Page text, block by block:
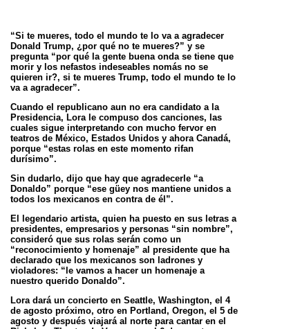
“Si te mueres, todo el mundo te lo va a agradecer
Donald Trump, ¿por qué no te mueres?” y se
pregunta “por qué la gente buena onda se tiene que
morir y los nefastos indeseables nomás no se
quieren ir?, si te mueres Trump, todo el mundo te lo
va a agradecer”.
Cuando el republicano aun no era candidato a la
Presidencia, Lora le compuso dos canciones, las
cuales sigue interpretando con mucho fervor en
teatros de México, Estados Unidos y ahora Canadá,
porque “estas rolas en este momento rifan
durísimo”.
Sin dudarlo, dijo que hay que agradecerle “a
Donaldo” porque “ese güey nos mantiene unidos a
todos los mexicanos en contra de él”.
El legendario artista, quien ha puesto en sus letras a
presidentes, empresarios y personas “sin nombre”,
consideró que sus rolas serán como un
“reconocimiento y homenaje” al presidente que ha
declarado que los mexicanos son ladrones y
violadores: “le vamos a hacer un homenaje a
nuestro querido Donaldo”.
Lora dará un concierto en Seattle, Washington, el 4
de agosto próximo, otro en Portland, Oregon, el 5 de
agosto y después viajará al norte para cantar en el